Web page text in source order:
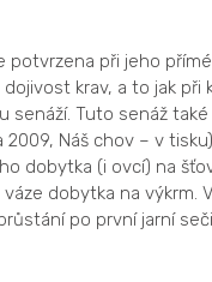
potvrzena při jeho
krav, a to jak při
senáží. Tuto senáž
Náš chov – v
dobytka (i ovcí) na
dobytka na výkrm.
po první jarní